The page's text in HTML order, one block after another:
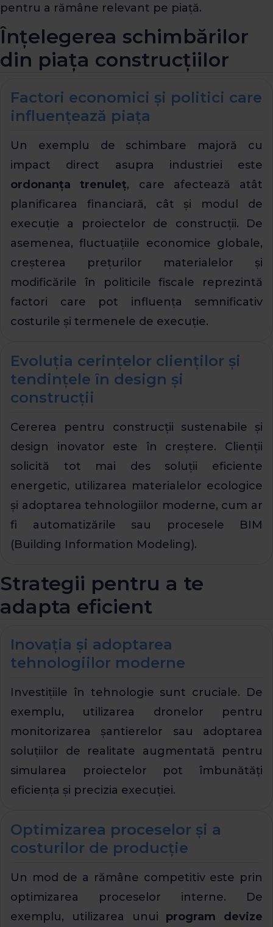
pentru a rămâne relevant pe piață.
Înțelegerea schimbărilor
din piața construcțiilor
Factori economici și politici care
influențează piața
Un exemplu de schimbare majoră cu
impact direct asupra industriei este
ordonanța trenuleț, care afectează atât
planificarea financiară, cât și modul de
execuție a proiectelor de construcții. De
asemenea, fluctuațiile economice globale,
creșterea prețurilor materialelor și
modificările în politicile fiscale reprezintă
factori care pot influența semnificativ
costurile și termenele de execuție.
Evoluția cerințelor clienților și
tendințele în design și
construcții
Cererea pentru construcții sustenabile și
design inovator este în creștere. Clienții
solicită tot mai des soluții eficiente
energetic, utilizarea materialelor ecologice
și adoptarea tehnologiilor moderne, cum ar
fi automatizările sau procesele BIM
(Building Information Modeling).
Strategii pentru a te
adapta eficient
Inovația și adoptarea
tehnologiilor moderne
Investițiile în tehnologie sunt cruciale. De
exemplu, utilizarea dronelor pentru
monitorizarea șantierelor sau adoptarea
soluțiilor de realitate augmentată pentru
simularea proiectelor pot îmbunătăți
eficiența și precizia execuției.
Optimizarea proceselor și a
costurilor de producție
Un mod de a rămâne competitiv este prin
optimizarea proceselor interne. De
exemplu, utilizarea unui program devize